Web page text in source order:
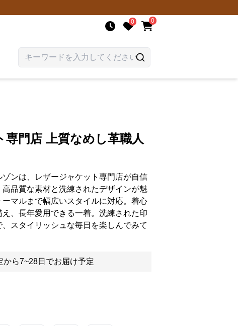
0 0
専門店 上質なめし革職人
ンは、レザージャケット専門店が自信
品質な素材と洗練されたデザインが魅
マルまで幅広いスタイルに対応。着心
、長年愛用できる一着。洗練された印
スタイリッシュな毎日を楽しんでみて
から7~28日でお届け予定